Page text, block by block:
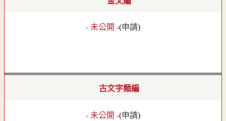
- 未公開 -(申請)
古文字類編
- 未公開 -(申請)